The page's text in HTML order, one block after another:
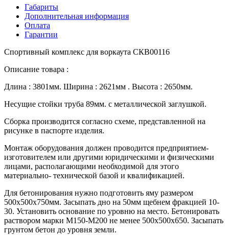
Габариты
Дополнительная информация
Оплата
Гарантии
Спортивный комплекс для воркаута СКВ00116
Описание товара :
Длина : 3801мм. Ширина : 2621мм . Высота : 2650мм.
Несущие стойки труба 89мм. с металлической заглушкой.
Сборка производится согласно схеме, представленной на
рисунке в паспорте изделия.
Монтаж оборудования должен проводится предприятием-
изготовителем или другими юридическими и физическими
лицами, располагающими необходимой для этого
материально- технической базой и квалификацией.
Для бетонирования нужно подготовить яму размером
500х500х750мм. Засыпать дно на 50мм щебнем фракцией 10-
30. Установить основание по уровню на место. Бетонировать
раствором марки М150-М200 не менее 500х500х650. Засыпать
грунтом бетон до уровня земли.